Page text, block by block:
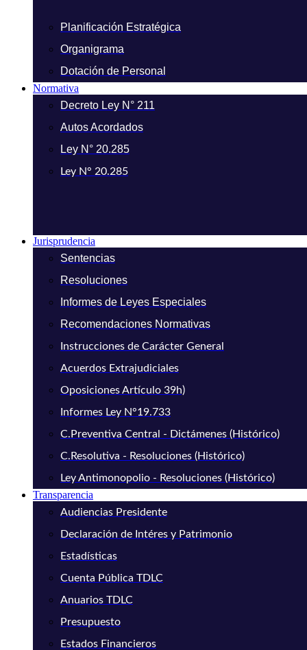
Planificación Estratégica
Organigrama
Dotación de Personal
Normativa
Decreto Ley N° 211
Autos Acordados
Ley N° 20.285
Ley N° 20.285
Jurisprudencia
Sentencias
Resoluciones
Informes de Leyes Especiales
Recomendaciones Normativas
Instrucciones de Carácter General
Acuerdos Extrajudiciales
Oposiciones Artículo 39h)
Informes Ley N°19.733
C.Preventiva Central - Dictámenes (Histórico)
C.Resolutiva - Resoluciones (Histórico)
Ley Antimonopolio - Resoluciones (Histórico)
Transparencia
Audiencias Presidente
Declaración de Intéres y Patrimonio
Estadísticas
Cuenta Pública TDLC
Anuarios TDLC
Presupuesto
Estados Financieros